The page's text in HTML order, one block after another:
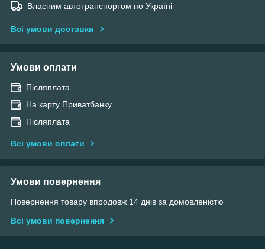
Власним автотранспортом по Україні
Всі умови доставки
Умови оплати
Післяплата
На карту Приватбанку
Післяплата
Всі умови оплати
Умови повернення
Повернення товару впродовж 14 днів за домовленістю
Всі умови повернення